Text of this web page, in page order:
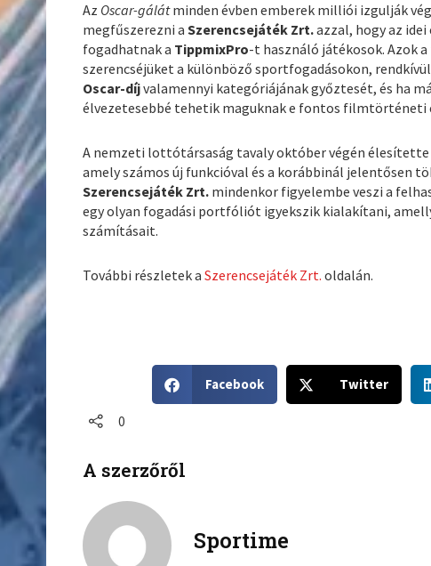
Az Oscar-gálátminden évben emberek milliói izgulják
megfűszerezni aSzerencsejáték Zrt.azzal, hogy az
fogadhatnak a TippmixPro-t használó játékosok. Azok
szerencséjüket a különböző sportfogadásokon,
Oscar-díjvalamennyi kategóriájának győztesét, és ha
élvezetesebbé tehetik maguknak e fontos filmtörténeti
A nemzeti lottótársaság tavaly október végén
amely számos új funkcióval és a korábbinál jelentősen
Szerencsejáték Zrt. mindenkor figyelembe veszi a
egy olyan fogadási portfóliót igyekszik kialakítani,
számításait.
További részletek aSzerencsejáték Zrt. oldalán.
h
o
c
Facebook
h
Twitter
0
A szerzőről
Sportime